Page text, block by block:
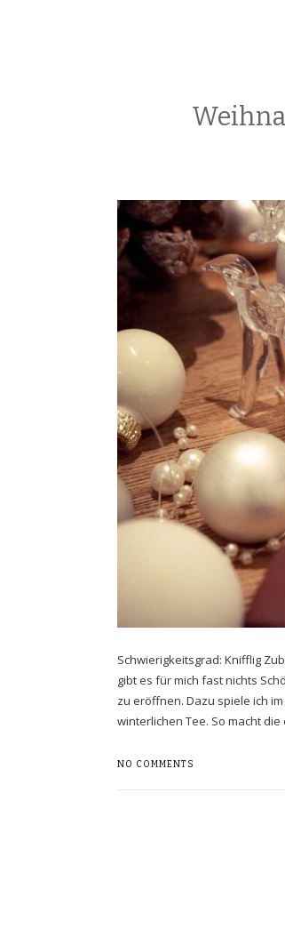
Schwierigkeitsgrad: Knifflig
gibt es für mich fast nichts
zu eröffnen. Dazu spiele ich
winterlichen Tee. So macht
NO COMMENTS